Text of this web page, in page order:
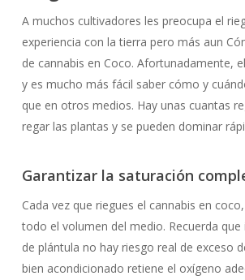
A muchos cultivadores les preocupa el
experiencia con la tierra pero más aun
de cannabis en Coco. Afortunadamente,
y es mucho más fácil saber cómo y
que en otros medios. Hay unas cuantas
regar las plantas y se pueden dominar
Garantizar la saturación
Cada vez que riegues el cannabis en
todo el volumen del medio. Recuerda que
de plántula no hay riesgo real de exceso
bien acondicionado retiene el oxígeno